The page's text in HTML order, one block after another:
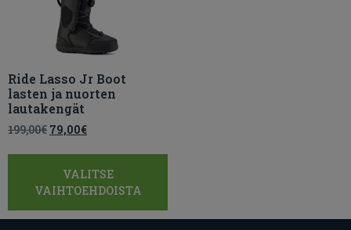
Ride Lasso Jr Boot
lasten ja nuorten
lautakengät
199,00€ 79,00€
VALITSE
VAIHTOEHDOISTA